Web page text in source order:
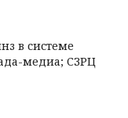
в системе
медиа; СЗРЦ